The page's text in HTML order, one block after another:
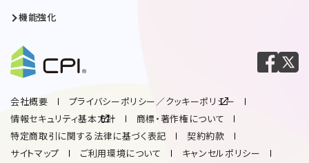
機能強化
会社概要
プライバシーポリシー／クッキーポリシー
情報セキュリティ基本方針
商標・著作権について
特定商取引に関する法律に基づく表記
契約約款
サイトマップ
ご利用環境について
キャンセルポリシー